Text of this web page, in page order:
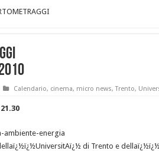
Calendario, cinema, micro news,Trento,
ambiente-energia
di Trento e